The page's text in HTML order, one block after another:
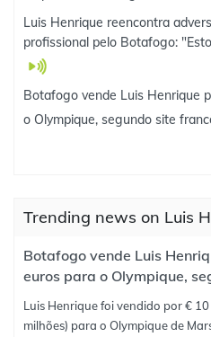
Luis Henrique reencontra
profissional pelo Botafogo:
Botafogo vende Luis Henrique
o Olympique, segundo site
Trending news on Luis
Botafogo vende Luis
euros para o Olympique,
Luis Henrique foi vendido por €
milhões) para o Olympique de